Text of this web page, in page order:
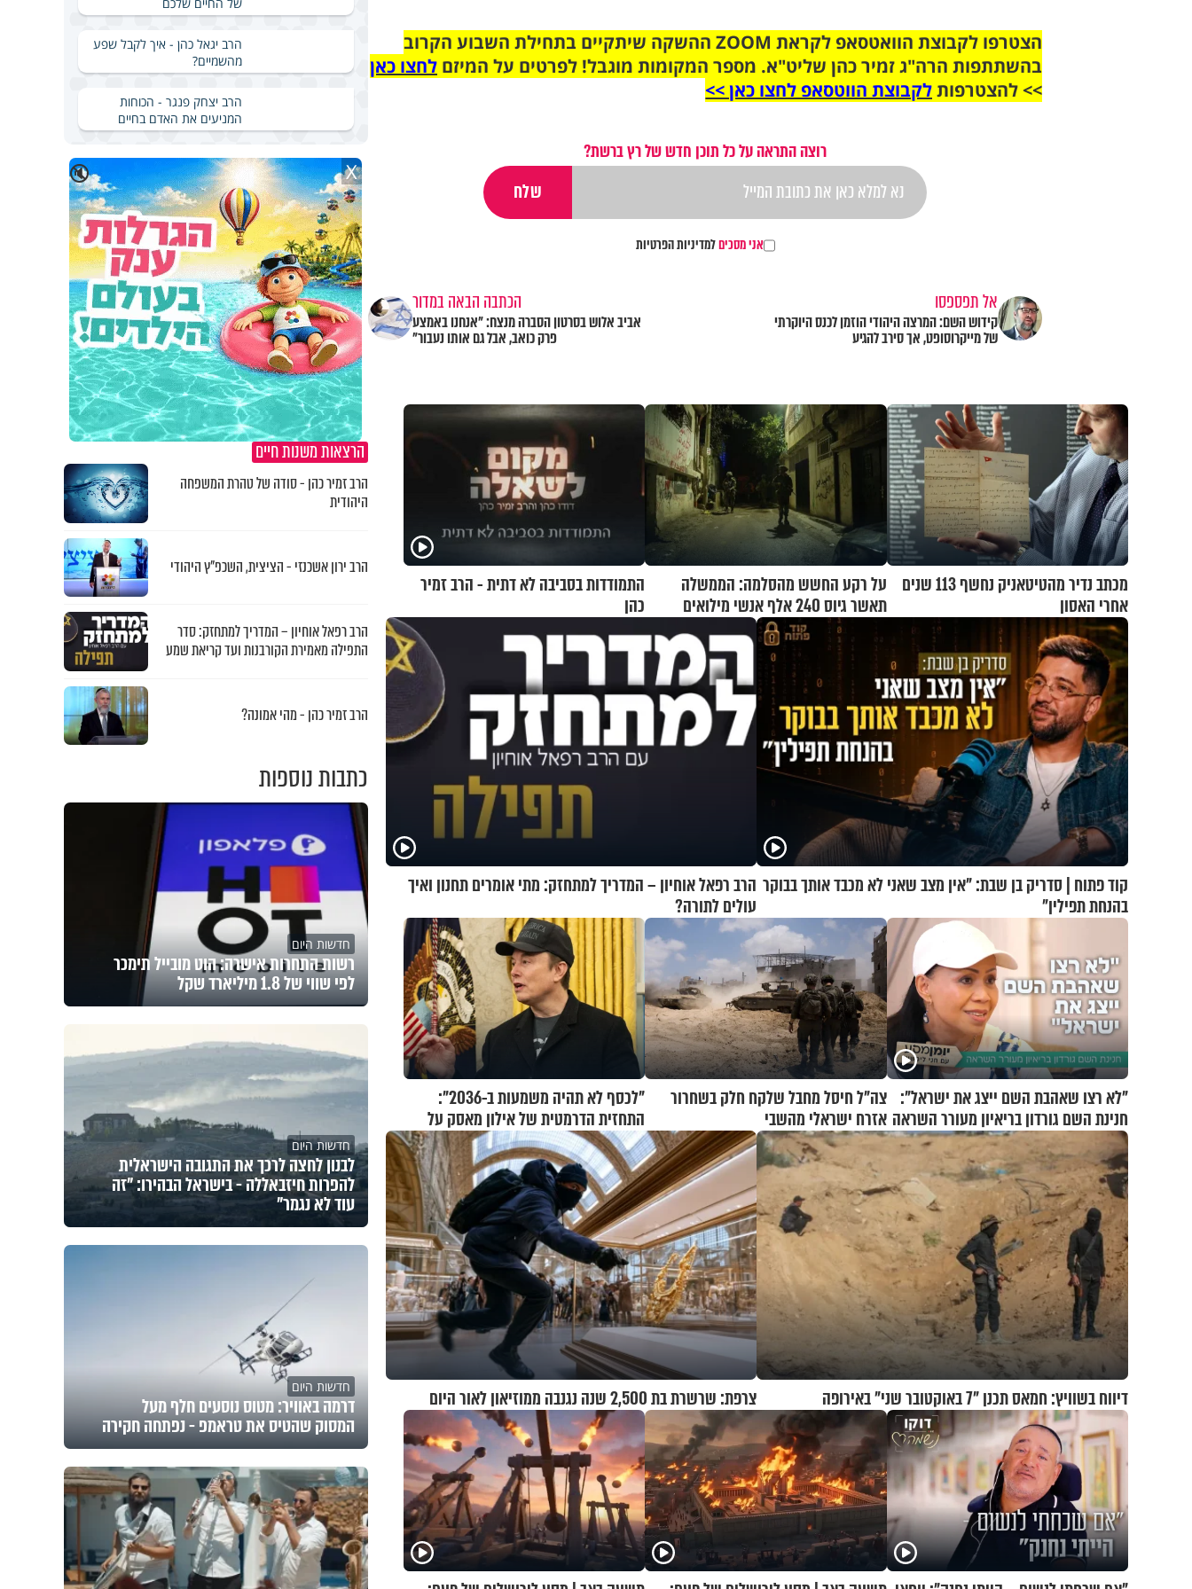
הצטרפו לקבוצת הוואטסאפ לקראת ZOOM ההשקה שיתקיים בתחילת השבוע הקרוב
בהשתתפות הרה"ג זמיר כהן שליט"א. מספר המקומות מוגבל! לפרטים על המיזם לחצו כאן
>> להצטרפותלקבוצת הווטסאפ לחצו כאן >>
רוצה התראה על כל תוכן חדש של רץ ברשת?
אני מסכיםלמדיניות הפרטיות
אל תפספסו
קידוש השם: המרצה היהודי הוזמן לכנס היוקרתי
של מייקרוסופט, אך סירב להגיע
הכתבה הבאה במדור
אביב אלוש בסרטון הסברה מנצח: "אנחנו באמצע
פרק כואב, אבל גם אותו נעבור"
מכתב נדיר מהטיטאניק נחשף 113 שנים
אחרי האסון
על רקע החשש מהסלמה: הממשלה
תאשר גיוס 240 אלף אנשי מילואים
התמודדות בסביבה לא דתית - הרב זמיר
כהן
קוד פתוח | סדריק בן שבת: "אין מצב שאני לא מכבד אותך בבוקר
בהנחת תפילין"
הרב רפאל אוחיון – המדריך למתחזק: מתי אומרים תחנון ואיך
עולים לתורה?
"לא רצו שאהבת השם ייצג את ישראל":
חנינת השם גורדון בריאיון מעורר השראה
צה"ל חיסל מחבל שלקח חלק בשחרור
אזרח ישראלי מהשבי
"לכסף לא תהיה משמעות ב-2036":
התחזית הדרמטית של אילון מאסק על
עתיד הכלכלה
דיווח בשוויץ: חמאס תכנן "7 באוקטובר שני" באירופה צרפת: שרשרת בת 2,500 שנה נגנבה ממוזיאון לאור היום
הרב יגאל כהן - איך לקבל שפע
מהשמיים?
הרב יצחק פנגר - הכוחות
המניעים את האדם בחיים
🔇 X
הרצאות משנות חיים
הרב זמיר כהן - סודה של טהרת המשפחה
היהודית
הרב ירון אשכנזי - הציצית, השכפ"ץ היהודי
הרב רפאל אוחיון – המדריך למתחזק: סדר
התפילה מאמירת הקורבנות ועד קריאת שמע
הרב זמיר כהן - מהי אמונה?
כתבות נוספות
חדשות היום
רשות התחרות אישרה: הוט מובייל תימכר
לפי שווי של 1.8 מיליארד שקל
חדשות היום
לבנון לחצה לרכך את התגובה הישראלית
להפרות חיזבאללה - בישראל הבהירו: "זה
עוד לא נגמר"
חדשות היום
דרמה באוויר: מטוס נוסעים חלף מעל
המסוק שהטיס את טראמפ - נפתחה חקירה